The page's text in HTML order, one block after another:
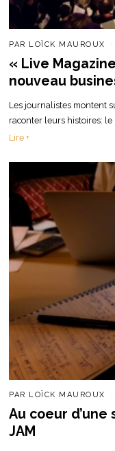
PAR LOÏCK MAUROUX
« Live
nouveau
Les journalistes montent
raconter leurs histoires: le
Lire +
PAR LOÏCK MAUROUX
Au coeur
JAM